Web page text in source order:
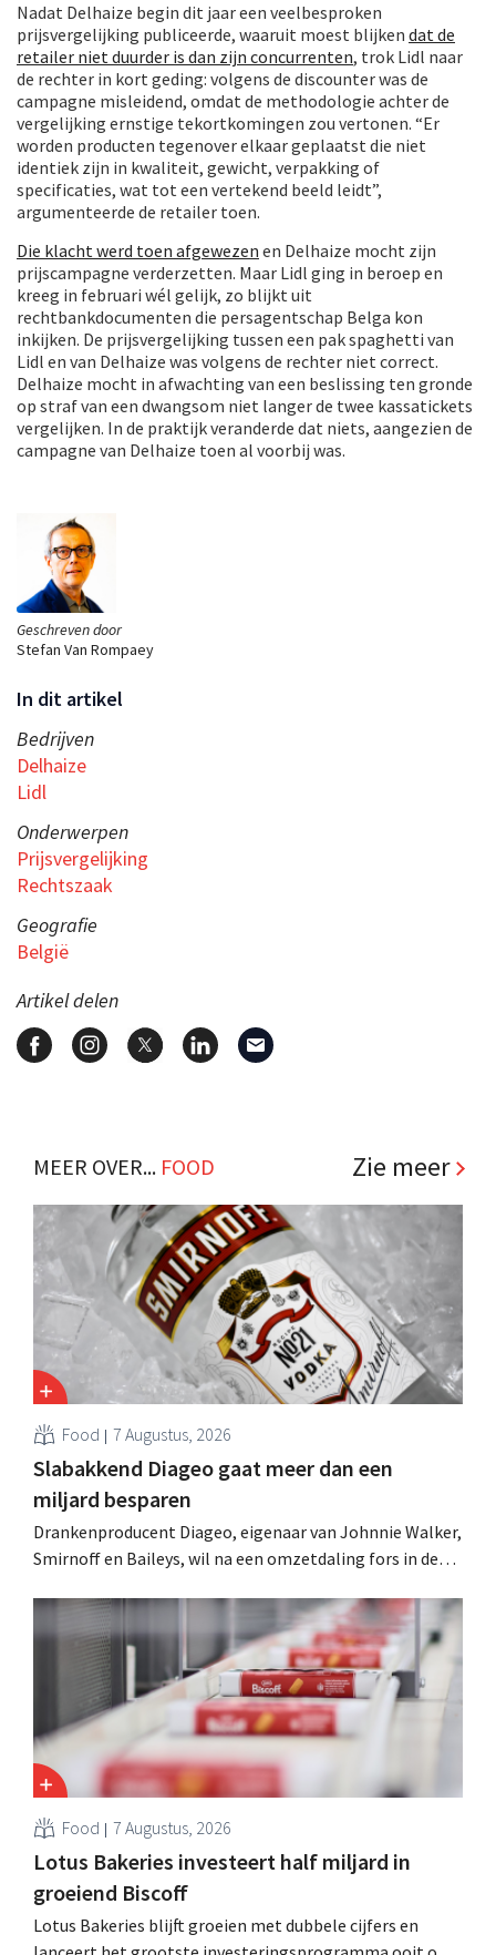
Geschreven door
Stefan Van Rompaey
In dit artikel
Bedrijven
Delhaize
Lidl
Onderwerpen
Prijsvergelijking
Rechtszaak
Geografie
België
Artikel delen
Nadat Delhaize begin dit jaar een veelbesproken
prijsvergelijking publiceerde, waaruit moest blijken dat de
retailer niet duurder is dan zijn concurrenten, trok Lidl naar
de rechter in kort geding: volgens de discounter was de
campagne misleidend, omdat de methodologie achter de
vergelijking ernstige tekortkomingen zou vertonen. “Er
worden producten tegenover elkaar geplaatst die niet
identiek zijn in kwaliteit, gewicht, verpakking of
specificaties, wat tot een vertekend beeld leidt”,
argumenteerde de retailer toen.
Die klacht werd toen afgewezen en Delhaize mocht zijn
prijscampagne verderzetten. Maar Lidl ging in beroep en
kreeg in februari wél gelijk, zo blijkt uit
rechtbankdocumenten die persagentschap Belga kon
inkijken. De prijsvergelijking tussen een pak spaghetti van
Lidl en van Delhaize was volgens de rechter niet correct.
Delhaize mocht in afwachting van een beslissing ten gronde
op straf van een dwangsom niet langer de twee kassatickets
vergelijken. In de praktijk veranderde dat niets, aangezien de
campagne van Delhaize toen al voorbij was.
MEER OVER... FOOD Zie meer
Food 7 Augustus, 2026
Slabakkend Diageo gaat meer dan een
miljard besparen
Drankenproducent Diageo, eigenaar van Johnnie Walker,
Smirnoff en Baileys, wil na een omzetdaling fors in de
andere Guiness en voorgemixte cocktails.
Food 7 Augustus, 2026
Lotus Bakeries investeert half miljard in
groeiend Biscoff
Lotus Bakeries blijft groeien met dubbele cijfers en